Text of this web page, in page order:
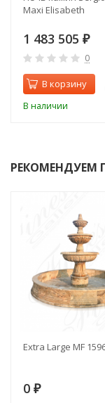
Maxi Elisabeth
1 483 505 ₽
0
В корзину
В наличии
РЕКОМЕНДУЕМ
Extra Large MF
0 ₽